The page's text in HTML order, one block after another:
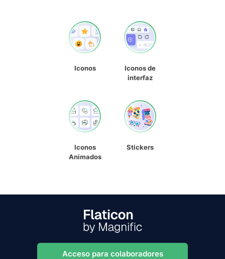
Iconos
Iconos de
interfaz
Iconos
Animados
Stickers
Acceso para colaboradores